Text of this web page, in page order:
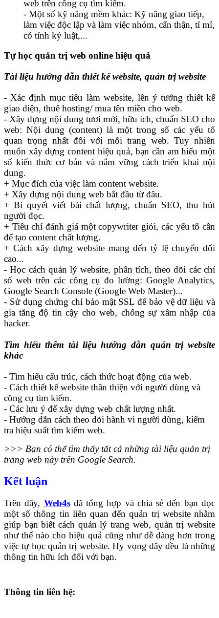
web trên công cụ tìm kiếm.
- Một số kỹ năng mềm khác: Kỹ năng giao tiếp,
làm việc độc lập và làm việc nhóm, cẩn thận, tỉ mỉ,
có tính kỷ luật,...
Tự học quản trị web online hiệu quả
Tài liệu hướng dẫn thiết kế website, quản trị website
- Xác định mục tiêu làm website, lên ý tưởng thiết kế
giao diện, thuê hosting/ mua tên miền cho web.
- Xây dựng nội dung tươi mới, hữu ích, chuẩn SEO cho
web: Nội dung (content) là một trong số các yếu tố
quan trọng nhất đối với mỗi trang web. Tuy nhiên
muốn xây dựng content hiệu quả, bạn cần am hiểu một
số kiến thức cơ bản và nắm vững cách triển khai nội
dung.
+ Mục đích của việc làm content website.
+ Xây dựng nội dung web bắt đầu từ đâu.
+ Bí quyết viết bài chất lượng, chuẩn SEO, thu hút
người đọc.
+ Tiêu chí đánh giá một copywriter giỏi, các yếu tố cần
để tạo content chất lượng.
+ Cách xây dựng website mang đến tỷ lệ chuyển đổi
cao...
- Học cách quản lý website, phân tích, theo dõi các chỉ
số web trên các công cụ đo lường: Google Analytics,
Google Search Console (Google Web Master)...
- Sử dụng chứng chỉ bảo mật SSL để bảo vệ dữ liệu và
gia tăng độ tin cậy cho web, chống sự xâm nhập của
hacker.
Tìm hiểu thêm tài liệu hướng dẫn quản trị website
khác
- Tìm hiểu cấu trúc, cách thức hoạt động của web.
- Cách thiết kế website thân thiện với người dùng và
công cụ tìm kiếm.
- Các lưu ý để xây dựng web chất lượng nhất.
- Hướng dẫn cách theo dõi hành vi người dùng, kiểm
tra hiệu suất tìm kiếm web.
>>> Bạn có thể tìm thấy tất cả những tài liệu quản trị
trang web này trên Google Search.
Kết luận
Trên đây, Web4sđã tổng hợp và chia sẻ đến bạn đọc
một số thông tin liên quan đến quản trị website nhằm
giúp bạn biết cách quản lý trang web, quản trị website
như thế nào cho hiệu quả cũng như dễ dàng hơn trong
việc tự học quản trị website. Hy vọng đây đều là những
thông tin hữu ích đối với bạn.
Thông tin liên hệ: